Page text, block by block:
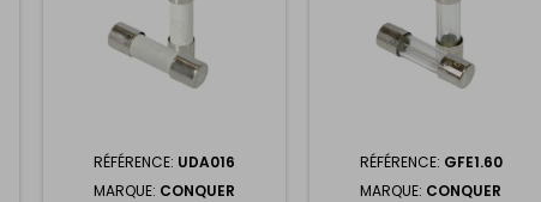
RÉFÉRENCE: UDA016
MARQUE: CONQUER
RÉFÉRENCE: GFE1.60
MARQUE: CONQUER